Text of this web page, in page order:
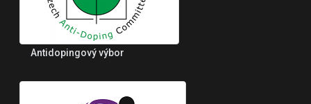
Antidopingový výbor